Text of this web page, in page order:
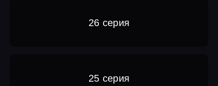
26 серия
25 серия